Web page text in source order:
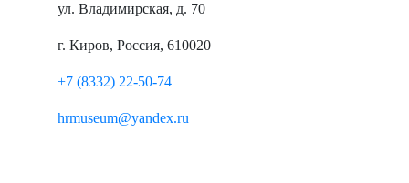
ул. Владимирская, д. 70
г. Киров, Россия, 610020
+7 (8332) 22-50-74
hrmuseum@yandex.ru